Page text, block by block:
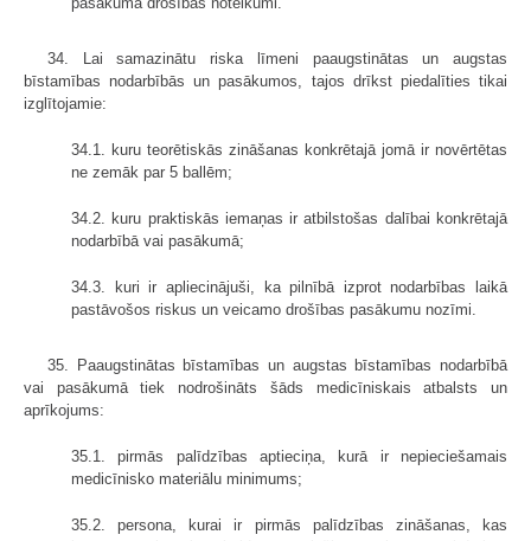
34. Lai samazinātu riska līmeni paaugstinātas un augstas
bīstamības nodarbībās un pasākumos, tajos drīkst piedalīties tikai
izglītojamie:
34.1. kuru teorētiskās zināšanas konkrētajā jomā ir novērtētas
ne zemāk par 5 ballēm;
34.2. kuru praktiskās iemaņas ir atbilstošas dalībai konkrētajā
nodarbībā vai pasākumā;
34.3. kuri ir apliecinājuši, ka pilnībā izprot nodarbības laikā
pastāvošos riskus un veicamo drošības pasākumu nozīmi.
35. Paaugstinātas bīstamības un augstas bīstamības nodarbībā
vai pasākumā tiek nodrošināts šāds medicīniskais atbalsts un
aprīkojums:
35.1. pirmās palīdzības aptieciņa, kurā ir nepieciešamais
medicīnisko materiālu minimums;
35.2. persona, kurai ir pirmās palīdzības zināšanas, kas